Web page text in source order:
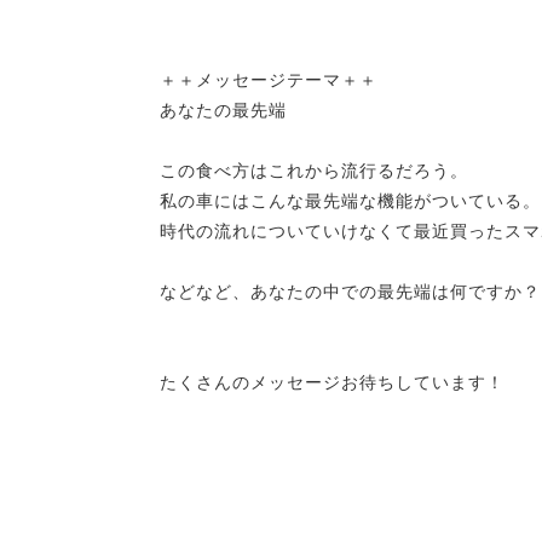
＋＋メッセージテーマ＋＋
あなたの最先端
この食べ方はこれから流行るだろう。
私の車にはこんな最先端な機能がついている。
時代の流れについていけなくて最近買ったスマ
などなど、あなたの中での最先端は何ですか？
たくさんのメッセージお待ちしています！